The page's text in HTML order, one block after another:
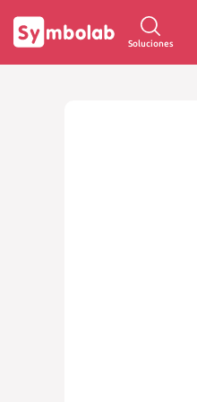
Soluciones